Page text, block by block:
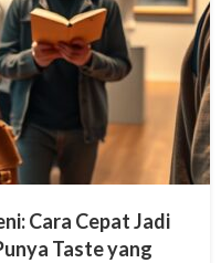
Cara Cepat Jadi
Taste yang